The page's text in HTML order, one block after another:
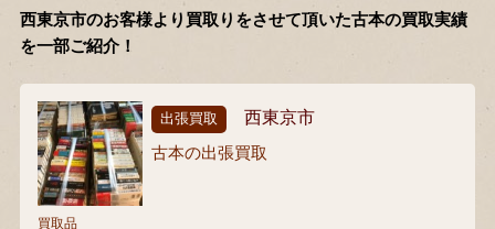
西東京市のお客様より買取りをさせて頂いた古本の買取実績
を一部ご紹介！
出張買取 西東京市
古本の出張買取
買取品